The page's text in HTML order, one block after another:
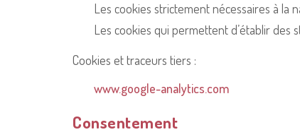
L es cookies strictement nécessaires à la
Les cookies qui permettent d’établir des
Cookies et traceurs tiers :
www.google-analytics.com
Consentement